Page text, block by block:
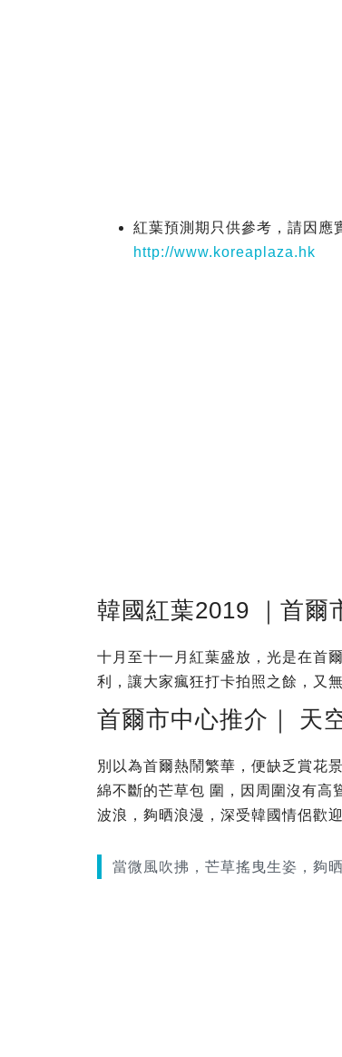
紅葉預測期只供參考，請因應
http://www.koreaplaza.hk
韓國紅葉2019 ｜首爾
十月至十一月紅葉盛放，光是在首
利，讓大家瘋狂打卡拍照之餘，又
首爾市中心推介｜ 天
別以為首爾熱鬧繁華，便缺乏賞花
綿不斷的芒草包 圍，因周圍沒有高
波浪，夠晒浪漫，深受韓國情侶歡迎
當微風吹拂，芒草搖曳生姿，夠晒